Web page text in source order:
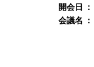
開会日 ：
会議名
：